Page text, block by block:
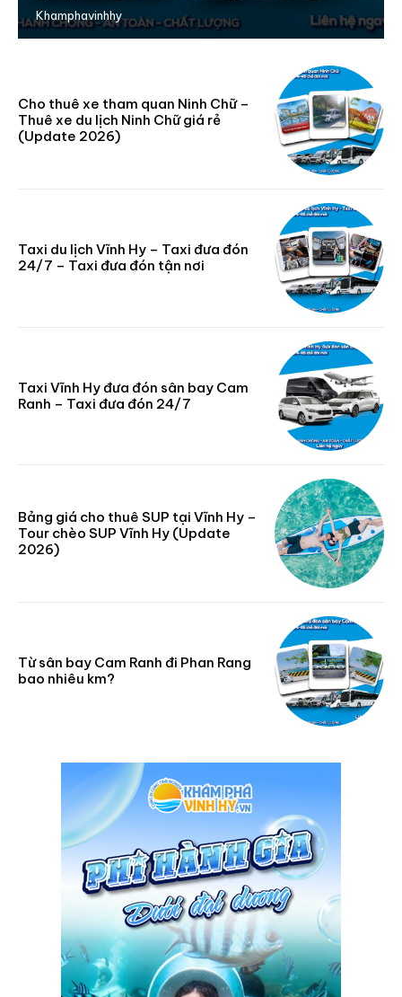
Khamphavinhhy
Cho thuê xe tham quan Ninh Chữ –
Thuê xe du lịch Ninh Chữ giá rẻ
(Update 2026)
Taxi du lịch Vĩnh Hy – Taxi đưa đón
24/7 – Taxi đưa đón tận nơi
Taxi Vĩnh Hy đưa đón sân bay Cam
Ranh – Taxi đưa đón 24/7
Bảng giá cho thuê SUP tại Vĩnh Hy –
Tour chèo SUP Vĩnh Hy (Update
2026)
Từ sân bay Cam Ranh đi Phan Rang
bao nhiêu km?